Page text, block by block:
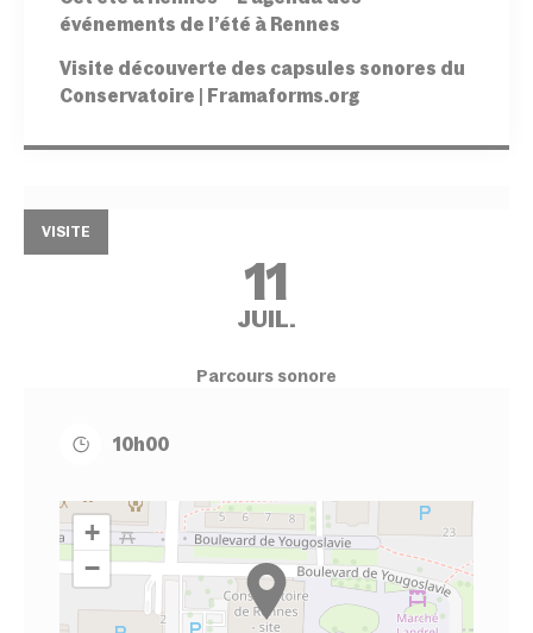
événements de l’été à Rennes
Visite découverte des capsules sonores du
Conservatoire | Framaforms.org
VISITE
11
JUIL.
Parcours sonore
10h00
+
−